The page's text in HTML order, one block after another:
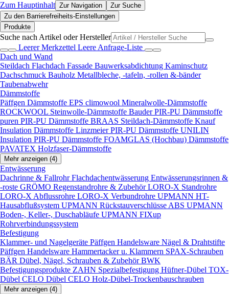
Zum Hauptinhalt Zur Navigation
Zur Suche
Zu den Barrierefreiheits-Einstellungen
Produkte
Suche nach Artikel oder Hersteller
Leerer Merkzettel Leere Anfrage-Liste
Dach und Wand
Steildach Flachdach Fassade Bauwerksabdichtung Kaminschutz
Dachschmuck Bauholz Metallbleche, -tafeln, -rollen &-bänder
Taubenabwehr
Dämmstoffe
Päffgen Dämmstoffe EPS climowool Mineralwolle-Dämmstoffe
ROCKWOOL Steinwolle-Dämmstoffe Bauder PIR-PU Dämmstoffe
puren PIR-PU Dämmstoffe BRAAS Steildach-Dämmstoffe Knauf
Insulation Dämmstoffe Linzmeier PIR-PU Dämmstoffe UNILIN
Insulation PIR-PU Dämmstoffe FOAMGLAS (Hochbau) Dämmstoffe
PAVATEX Holzfaser-Dämmstoffe
Mehr anzeigen (4)
Entwässerung
Dachrinne & FallrohrFlachdachentwässerung Entwässerungsrinnen &
-roste GRÖMO Regenstandrohre & ZubehörLORO-X Standrohre
LORO-X Abflussrohre LORO-X Verbundrohre UPMANN HT-
Hausabflußsystem UPMANN Rückstauverschlüsse ABS UPMANN
Boden-, Keller-, Duschabläufe UPMANN FIXup
Rohrverbindungssystem
Befestigung
Klammer- und Nagelgeräte Päffgen Handelsware Nägel & Drahtstifte
Päffgen Handelsware Hammertacker u. Klammern SPAX-Schrauben
BÄR Dübel, Nägel, Schrauben & ZubehörBWK
Befestigungsprodukte ZAHN Spezialbefestigung Hüfner-Dübel TOX-
Dübel CELO Dübel CELO Holz-Dübel-Trockenbauschrauben
Mehr anzeigen (4)